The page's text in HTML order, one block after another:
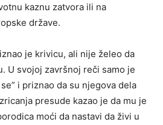
kaznu zatvora ili na
države.
je krivicu, ali nije želeo da
U svojoj završnoj reči samo je
i priznao da su njegova dela
presude kazao je da mu je
moći da nastavi da živi u